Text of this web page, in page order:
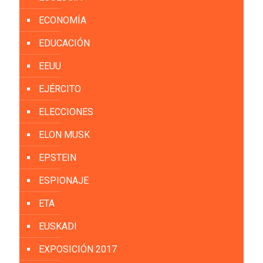
ECONOMÍA
EDUCACIÓN
EEUU
EJÉRCITO
ELECCIONES
ELON MUSK
EPSTEIN
ESPIONAJE
ETA
EUSKADI
EXPOSICIÓN 2017